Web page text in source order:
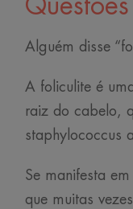
Alguém disse
A foliculite é
raiz do cabelo,
staphylococcus
Se manifesta
que muitas